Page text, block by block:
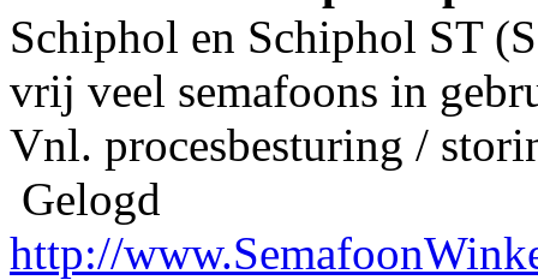
Schiphol en Schiphol ST
vrij veel semafoons in
Vnl. procesbesturing /
Gelogd
http://